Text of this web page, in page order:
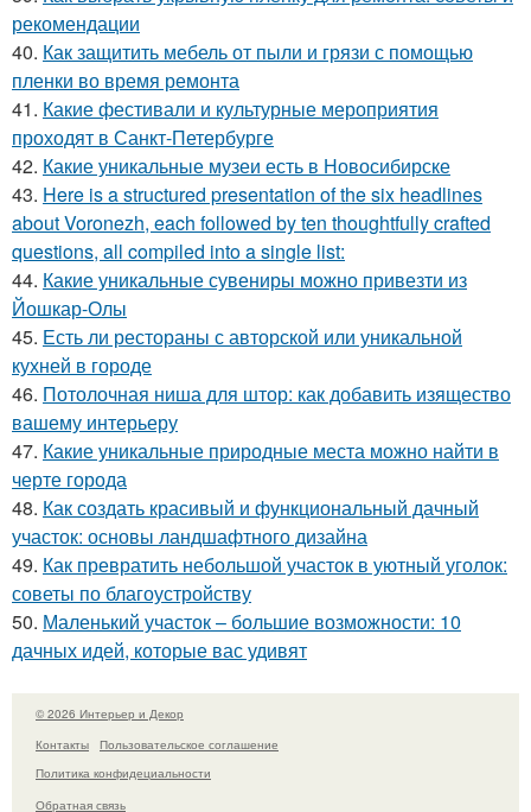
рекомендации
40. Как защитить мебель от пыли и грязи с помощью
пленки во время ремонта
41. Какие фестивали и культурные мероприятия
проходят в Санкт-Петербурге
42. Какие уникальные музеи есть в Новосибирске
43. Here is a structured presentation of the six headlines
about Voronezh, each followed by ten thoughtfully crafted
questions, all compiled into a single list:
44. Какие уникальные сувениры можно привезти из
Йошкар-Олы
45. Есть ли рестораны с авторской или уникальной
кухней в городе
46. Потолочная ниша для штор: как добавить изящество
вашему интерьеру
47. Какие уникальные природные места можно найти в
черте города
48. Как создать красивый и функциональный дачный
участок: основы ландшафтного дизайна
49. Как превратить небольшой участок в уютный уголок:
советы по благоустройству
50. Маленький участок – большие возможности: 10
дачных идей, которые вас удивят
© 2026 Интерьер и Декор
Контакты
Пользовательское соглашение
Политика конфидециальности
Обратная связь